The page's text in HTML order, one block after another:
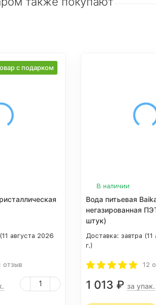
с подарком
августа 2026
отзыв
В наличии
Вода питьевая
негазированная
штук)
Доставка: завтра
г.)
12
1 013 ₽ за упак.